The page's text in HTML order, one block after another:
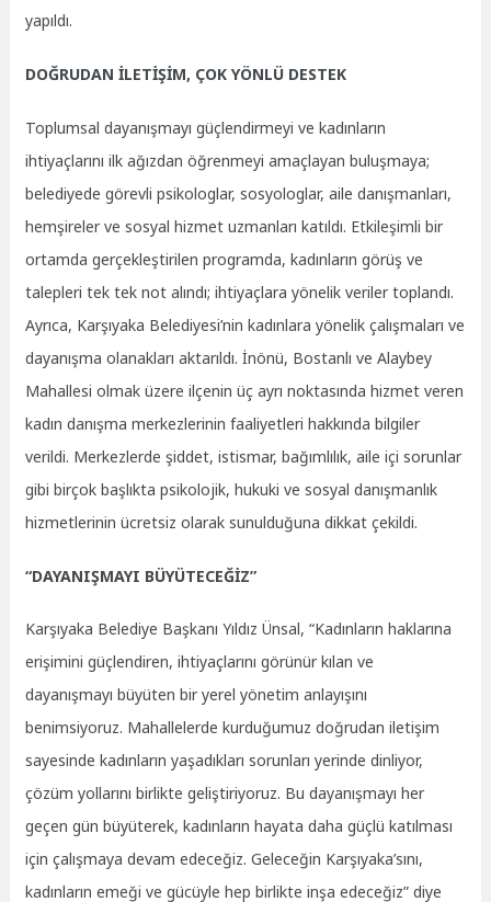
yapıldı.
DOĞRUDAN İLETİŞİM, ÇOK YÖNLÜ DESTEK
Toplumsal dayanışmayı güçlendirmeyi ve kadınların
ihtiyaçlarını ilk ağızdan öğrenmeyi amaçlayan buluşmaya;
belediyede görevli psikologlar, sosyologlar, aile danışmanları,
hemşireler ve sosyal hizmet uzmanları katıldı. Etkileşimli bir
ortamda gerçekleştirilen programda, kadınların görüş ve
talepleri tek tek not alındı; ihtiyaçlara yönelik veriler toplandı.
Ayrıca, Karşıyaka Belediyesi’nin kadınlara yönelik çalışmaları ve
dayanışma olanakları aktarıldı. İnönü, Bostanlı ve Alaybey
Mahallesi olmak üzere ilçenin üç ayrı noktasında hizmet veren
kadın danışma merkezlerinin faaliyetleri hakkında bilgiler
verildi. Merkezlerde şiddet, istismar, bağımlılık, aile içi sorunlar
gibi birçok başlıkta psikolojik, hukuki ve sosyal danışmanlık
hizmetlerinin ücretsiz olarak sunulduğuna dikkat çekildi.
“DAYANIŞMAYI BÜYÜTECEĞİZ”
Karşıyaka Belediye Başkanı Yıldız Ünsal, “Kadınların haklarına
erişimini güçlendiren, ihtiyaçlarını görünür kılan ve
dayanışmayı büyüten bir yerel yönetim anlayışını
benimsiyoruz. Mahallelerde kurduğumuz doğrudan iletişim
sayesinde kadınların yaşadıkları sorunları yerinde dinliyor,
çözüm yollarını birlikte geliştiriyoruz. Bu dayanışmayı her
geçen gün büyüterek, kadınların hayata daha güçlü katılması
için çalışmaya devam edeceğiz. Geleceğin Karşıyaka’sını,
kadınların emeği ve gücüyle hep birlikte inşa edeceğiz” diye